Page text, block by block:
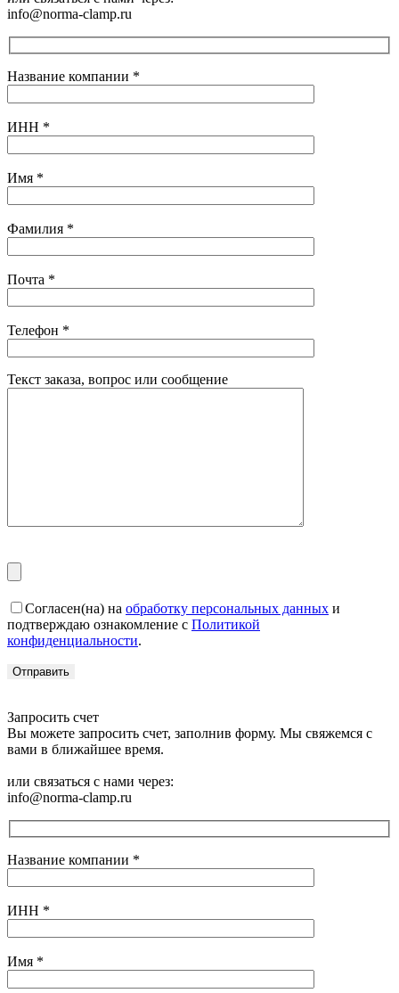
info@norma-clamp.ru
Название компании *
ИНН *
Имя *
Фамилия *
Почта *
Телефон *
Текст заказа, вопрос или сообщение
Согласен(на) на обработку персональных данных и
подтверждаю ознакомление с Политикой
конфиденциальности.
Запросить счет
Вы можете запросить счет, заполнив форму. Мы свяжемся с
вами в ближайшее время.
или связаться с нами через:
info@norma-clamp.ru
Название компании *
ИНН *
Имя *